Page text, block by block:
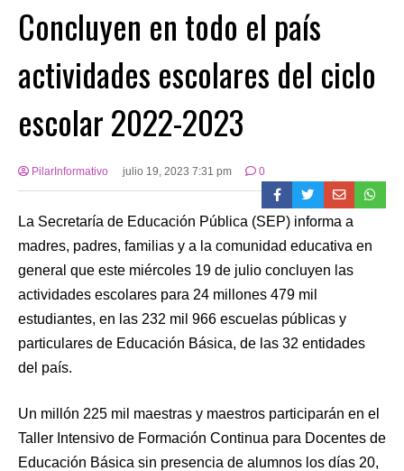
Concluyen en todo el país
actividades escolares del ciclo
escolar 2022-2023
PilarInformativo julio 19, 2023 7:31 pm 0
La Secretaría de Educación Pública (SEP) informa a
madres, padres, familias y a la comunidad educativa en
general que este miércoles 19 de julio concluyen las
actividades escolares para 24 millones 479 mil
estudiantes, en las 232 mil 966 escuelas públicas y
particulares de Educación Básica, de las 32 entidades
del país.
Un millón 225 mil maestras y maestros participarán en el
Taller Intensivo de Formación Continua para Docentes de
Educación Básica sin presencia de alumnos los días 20,